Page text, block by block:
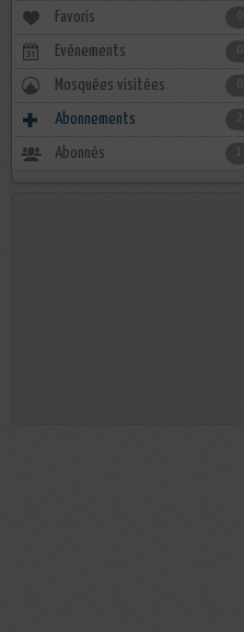
Favoris
Evénements
Mosquées visitées
Abonnements 2
Abonnés 1